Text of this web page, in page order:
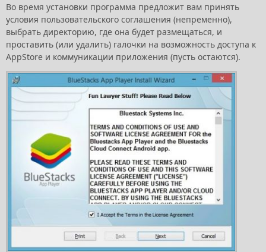
Во время установки программа предложит вам принять
условия пользовательского соглашения (непременно),
выбрать директорию, где она будет размещаться, и
проставить (или удалить) галочки на возможность доступа к
AppStore и коммуникации приложения (пусть остаются).